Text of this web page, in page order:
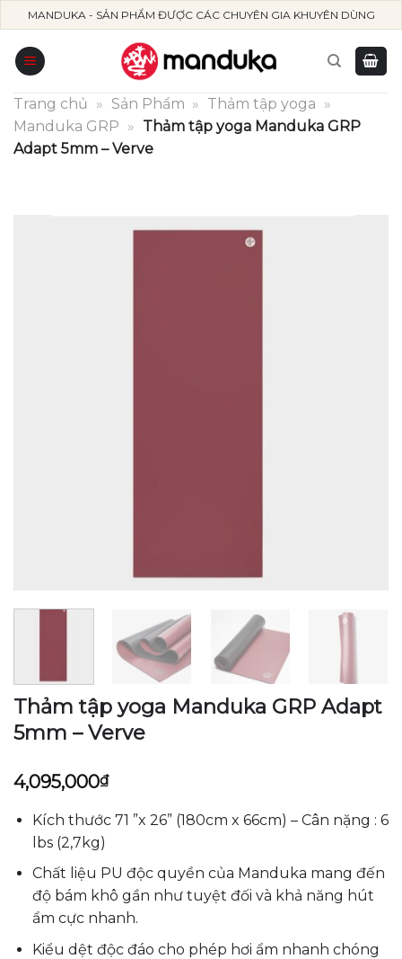
Skip
to
content
MANDUKA - SẢN PHẨM ĐƯỢC CÁC CHUYÊN GIA KHUYÊN DÙNG
Trang chủ » Sản Phẩm » Thảm tập yoga »
Manduka GRP » Thảm tập yoga Manduka GRP
Adapt 5mm – Verve
Thảm tập yoga Manduka GRP Adapt
5mm – Verve
4,095,000₫
Kích thước 71 ”x 26” (180cm x 66cm) – Cân nặng : 6
lbs (2,7kg)
Chất liệu PU độc quyền của Manduka mang đến
độ bám khô gần như tuyệt đối và khả năng hút
ẩm cực nhanh.
Kiểu dệt độc đáo cho phép hơi ẩm nhanh chóng